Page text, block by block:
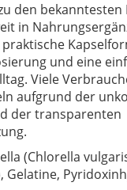
den bekanntesten
in
und eine
Viele
aufgrund der
der transparenten
(Chlorella
Gelatine,